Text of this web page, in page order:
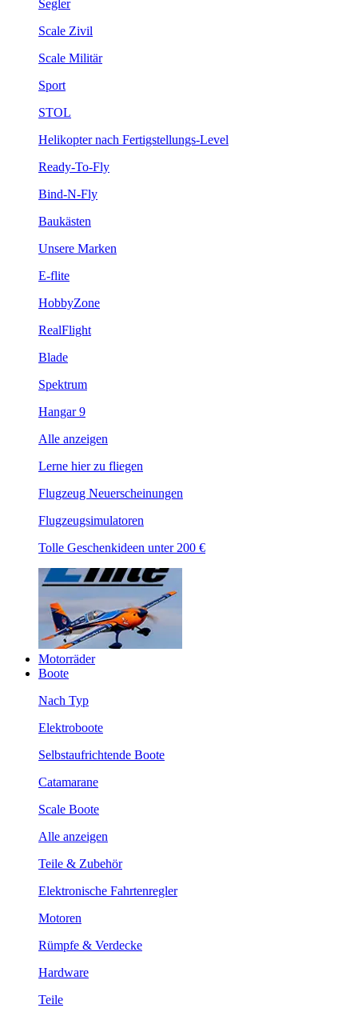
Segler
Scale Zivil
Scale Militär
Sport
STOL
Helikopter nach Fertigstellungs-Level
Ready-To-Fly
Bind-N-Fly
Baukästen
Unsere Marken
E-flite
HobbyZone
RealFlight
Blade
Spektrum
Hangar 9
Alle anzeigen
Lerne hier zu fliegen
Flugzeug Neuerscheinungen
Flugzeugsimulatoren
Tolle Geschenkideen unter 200 €
Motorräder
Boote
Nach Typ
Elektroboote
Selbstaufrichtende Boote
Catamarane
Scale Boote
Alle anzeigen
Teile & Zubehör
Elektronische Fahrtenregler
Motoren
Rümpfe & Verdecke
Hardware
Teile